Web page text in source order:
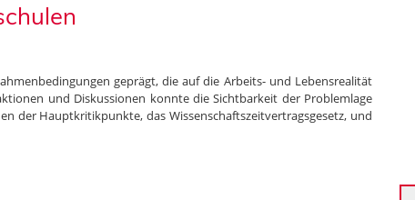
geprägt, die auf die Arbeits- und Lebensrealität
und Diskussionen konnte die Sichtbarkeit der Problemlage
der Hauptkritikpunkte, das Wissenschaftszeitvertragsgesetz, und